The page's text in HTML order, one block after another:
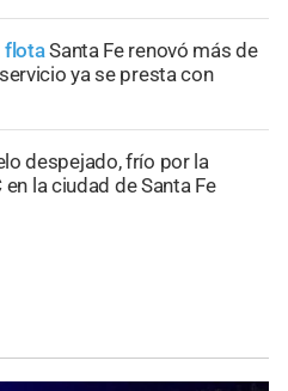
flotaSanta Fe renovó más de
ya se presta con
despejado, frío por la
la ciudad de Santa Fe